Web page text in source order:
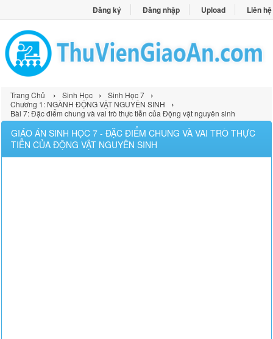
Đăng ký Đăng nhập Upload Liên hệ
Trang Chủ › Sinh Học › Sinh Học 7 ›
Chương 1: NGÀNH ĐỘNG VẬT NGUYÊN SINH ›
Bài 7: Đặc điểm chung và vai trò thực tiễn của Động vật nguyên sinh
GIÁO ÁN SINH HỌC 7 - ĐẶC ĐIỂM CHUNG VÀ VAI TRÒ THỰC
TIỄN CỦA ĐỘNG VẬT NGUYÊN SINH